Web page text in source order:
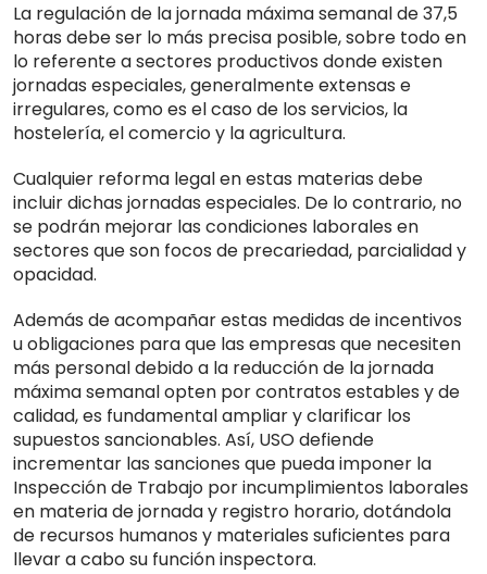
La regulación de la jornada máxima semanal de 37,5
horas debe ser lo más precisa posible, sobre todo en
lo referente a sectores productivos donde existen
jornadas especiales, generalmente extensas e
irregulares, como es el caso de los servicios, la
hostelería, el comercio y la agricultura.
Cualquier reforma legal en estas materias debe
incluir dichas jornadas especiales. De lo contrario, no
se podrán mejorar las condiciones laborales en
sectores que son focos de precariedad, parcialidad y
opacidad.
Además de acompañar estas medidas de incentivos
u obligaciones para que las empresas que necesiten
más personal debido a la reducción de la jornada
máxima semanal opten por contratos estables y de
calidad, es fundamental ampliar y clarificar los
supuestos sancionables. Así, USO defiende
incrementar las sanciones que pueda imponer la
Inspección de Trabajo por incumplimientos laborales
en materia de jornada y registro horario, dotándola
de recursos humanos y materiales suficientes para
llevar a cabo su función inspectora.